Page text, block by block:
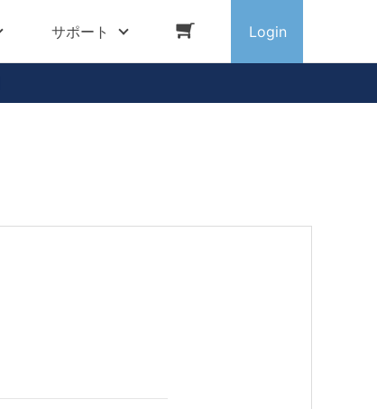
サポート Login